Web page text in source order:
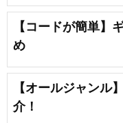
【コードが簡単】
め
【オールジャンル
介！